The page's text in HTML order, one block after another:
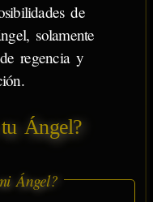
de
solamente
regencia y
Ángel?
Ángel?